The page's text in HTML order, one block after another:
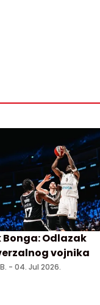
Bonga: Odlazak
vojnika
- 04. Jul 2026.